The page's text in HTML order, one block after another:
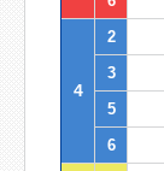
4
2
3
5
6